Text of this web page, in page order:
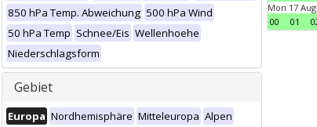
850 hPa Temp. Abweichung 500 hPa Wind
50 hPa Temp Schnee/Eis Wellenhoehe
Niederschlagsform
Gebiet
Europa Nordhemisphäre Mitteleuropa Alpen
Mon 17
00
01